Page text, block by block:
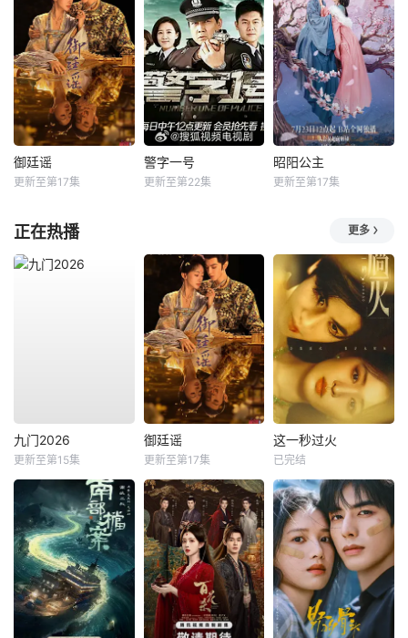
御廷谣
更新至第17集
警字一号
更新至第22集
昭阳公主
更新至第17集
正在热播 更多
九门2026
更新至第15集
御廷谣
更新至第17集
这一秒过火
已完结